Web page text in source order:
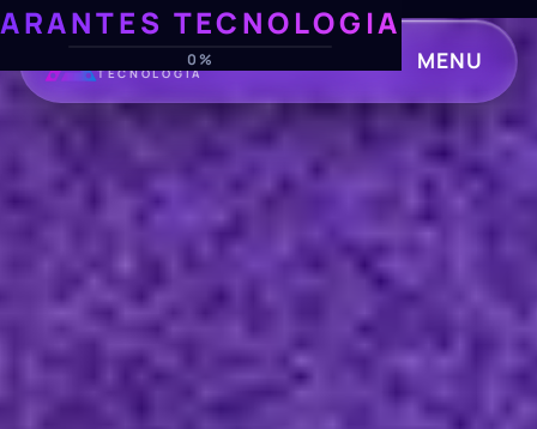
ARANTES TECNOLOGIA
0%
ARANTES
TECNOLOGIA MENU